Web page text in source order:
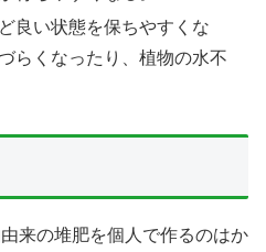
良い状態を保ちやすくな
らくなったり、植物の水不
来の堆肥を個人で作るのはか